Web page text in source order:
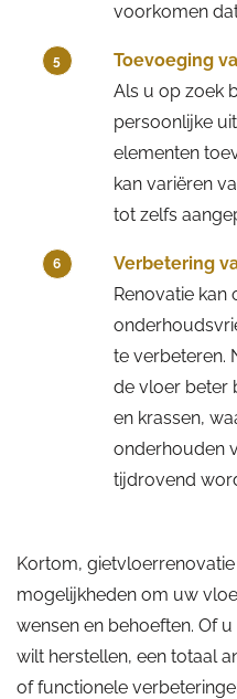
voorkomen
5
Toevoeging
Als u op zoek
persoonlijke
elementen
kan variëren
tot zelfs
6
Verbetering
Renovatie kan
te verbeteren.
de vloer beter
en krassen,
onderhouden
tijdrovend
Kortom,
mogelijkheden om uw
wensen en behoeften. Of
wilt herstellen, een totaal
of functionele